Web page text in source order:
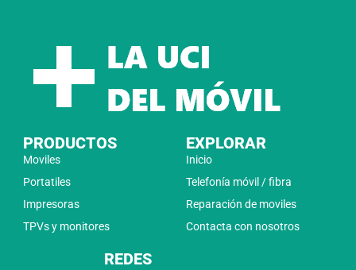
PRODUCTOS
Moviles
Portatiles
Impresoras
TPVs y monitores
EXPLORAR
Inicio
Telefonía móvil / fibra
Reparación de moviles
Contacta con nosotros
REDES